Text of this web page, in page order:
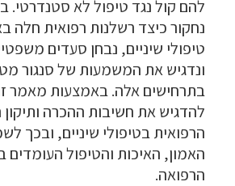
להם קול נגד טיפול לא סטנדרטי.
נחקור כיצד רשלנות רפואית חלה
טיפולי שיניים, נבחן סעדים
ונדגיש את המשמעות של סנגור
בתרחישים אלה. באמצעות מאמר
להדגיש את חשיבות ההכרה
הרפואית בטיפולי שיניים, ובכך
האמון, האיכות והטיפול
הרפואה.